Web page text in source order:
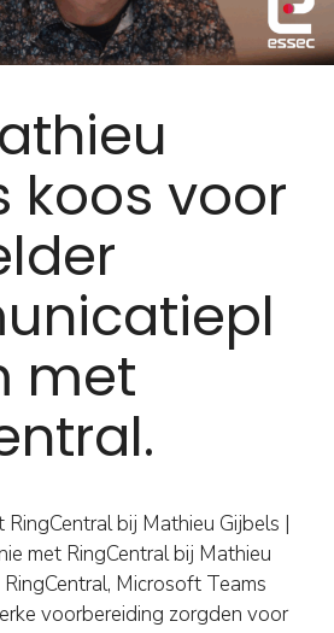
koos voor
met
bij Mathieu Gijbels |
met RingCentral bij Mathieu
Microsoft Teams
voorbereiding zorgden voor